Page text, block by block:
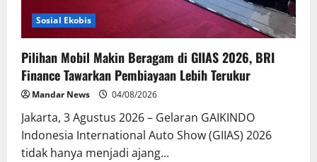
Sosial Ekobis
Pilihan Mobil Makin Beragam di GIIAS 2026, BRI
Finance Tawarkan Pembiayaan Lebih Terukur
Mandar News 04/08/2026
Jakarta, 3 Agustus 2026 – Gelaran GAIKINDO
Indonesia International Auto Show (GIIAS) 2026
tidak hanya menjadi ajang...